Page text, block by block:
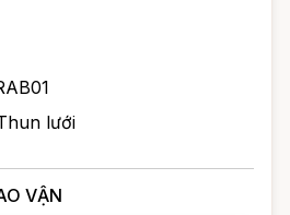
lưới
VẬN